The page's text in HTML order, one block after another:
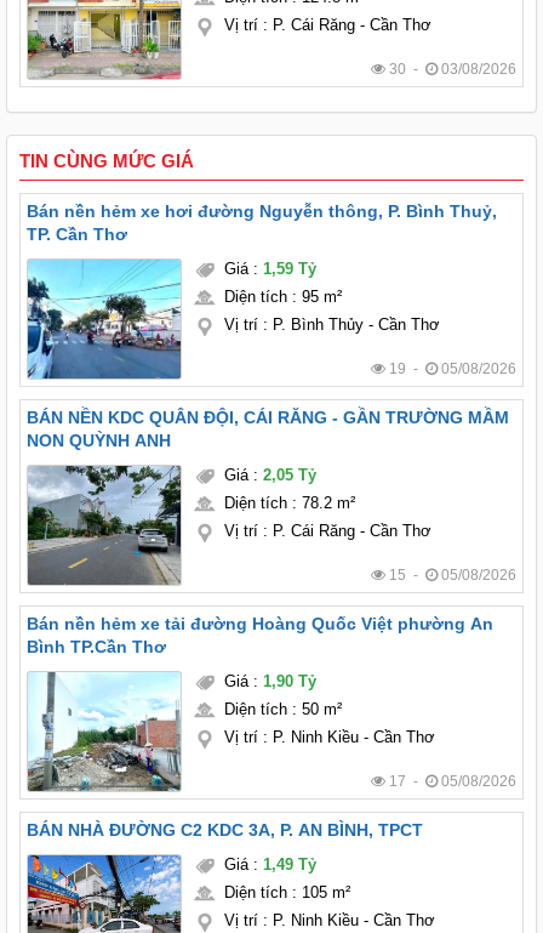
Vị trí: P. Cái Răng - Cần Thơ
30 - 03/08/2026
TIN CÙNG MỨC GIÁ
Bán nền hẻm xe hơi đường Nguyễn thông, P. Bình Thuỷ,
TP. Cần Thơ
Giá: 1,59 Tỷ
Diện tích: 95 m²
Vị trí: P. Bình Thủy - Cần Thơ
19 - 05/08/2026
BÁN NỀN KDC QUÂN ĐỘI, CÁI RĂNG - GẦN TRƯỜNG MẦM
NON QUỲNH ANH
Giá: 2,05 Tỷ
Diện tích: 78.2 m²
Vị trí: P. Cái Răng - Cần Thơ
15 - 05/08/2026
Bán nền hẻm xe tải đường Hoàng Quốc Việt phường An
Bình TP.Cần Thơ
Giá: 1,90 Tỷ
Diện tích: 50 m²
Vị trí: P. Ninh Kiều - Cần Thơ
17 - 05/08/2026
BÁN NHÀ ĐƯỜNG C2 KDC 3A, P. AN BÌNH, TPCT
Giá: 1,49 Tỷ
Diện tích: 105 m²
Vị trí: P. Ninh Kiều - Cần Thơ